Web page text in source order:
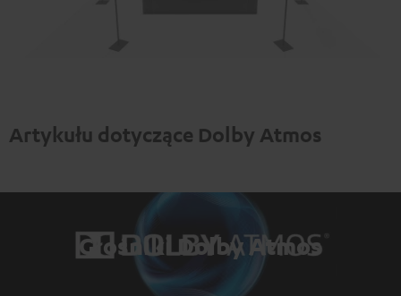
Artykułu dotyczące Dolby Atmos
Głośniki Dolby Atmos